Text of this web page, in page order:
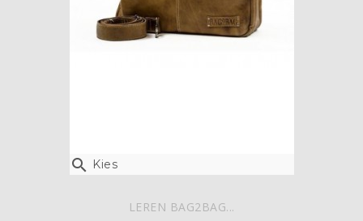
 Kies
LEREN BAG2BAG...